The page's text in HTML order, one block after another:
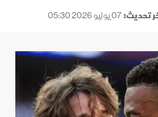
تحديث:07 يوليو 2026 05:30